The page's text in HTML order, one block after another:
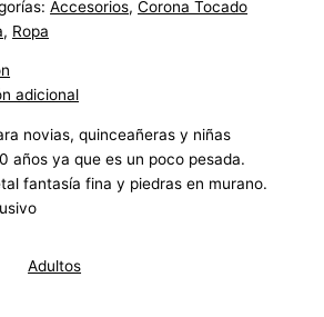
Accesorios,Corona Tocado
, Ropa
adicional
novias, quinceañeras y niñas
años ya que es un poco pesada.
fantasía fina y piedras en murano.
Adultos